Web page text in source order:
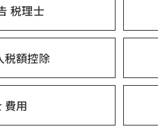
税理士
税額控除
費用